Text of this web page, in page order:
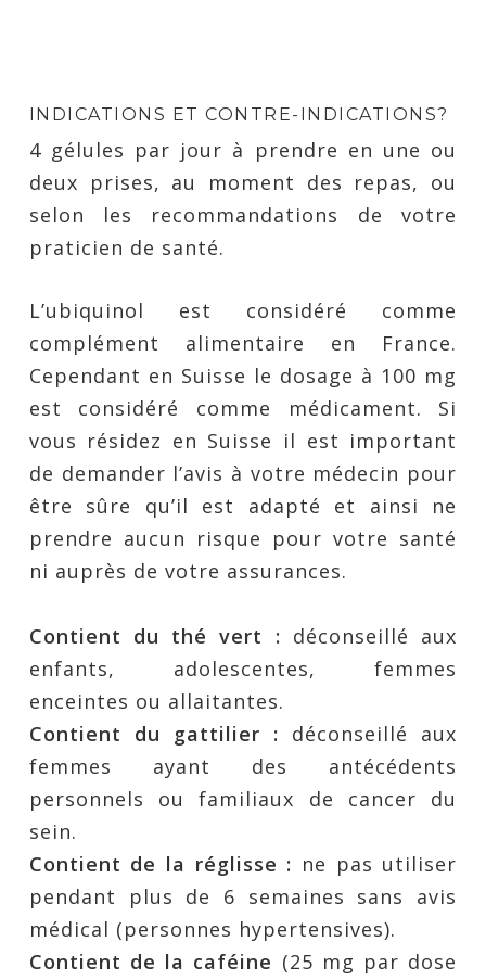
INDICATIONS ET CONTRE-INDICATIONS?
4 gélules par jour à prendre en une ou
deux prises, au moment des repas, ou
selon les recommandations de votre
praticien de santé.
L’ubiquinol est considéré comme
complément alimentaire en France.
Cependant en Suisse le dosage à 100 mg
est considéré comme médicament. Si
vous résidez en Suisse il est important
de demander l’avis à votre médecin pour
être sûre qu’il est adapté et ainsi ne
prendre aucun risque pour votre santé
ni auprès de votre assurances.
Contient du thé vert : déconseillé aux
enfants, adolescentes, femmes
enceintes ou allaitantes.
Contient du gattilier : déconseillé aux
femmes ayant des antécédents
personnels ou familiaux de cancer du
sein.
Contient de la réglisse : ne pas utiliser
pendant plus de 6 semaines sans avis
médical (personnes hypertensives).
Contient de la caféine (25 mg par dose